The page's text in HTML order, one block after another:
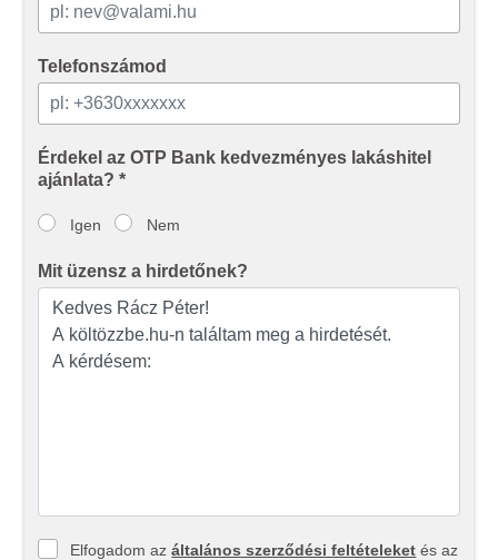
Telefonszámod
Érdekel az OTP Bank kedvezményes lakáshitel
ajánlata? *
Igen Nem
Mit üzensz a hirdetőnek?
Elfogadom azáltalános szerződési feltételeket és az